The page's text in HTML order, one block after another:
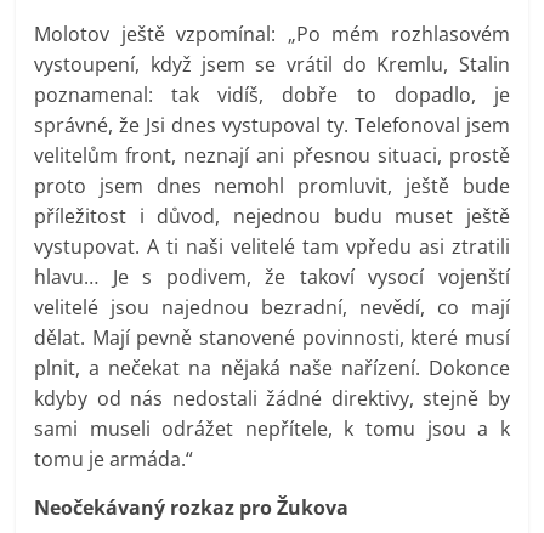
Molotov ještě vzpomínal: „Po mém rozhlasovém
vystoupení, když jsem se vrátil do Kremlu, Stalin
poznamenal: tak vidíš, dobře to dopadlo, je
správné, že Jsi dnes vystupoval ty. Telefonoval jsem
velitelům front, neznají ani přesnou situaci, prostě
proto jsem dnes nemohl promluvit, ještě bude
příležitost i důvod, nejednou budu muset ještě
vystupovat. A ti naši velitelé tam vpředu asi ztratili
hlavu… Je s podivem, že takoví vysocí vojenští
velitelé jsou najednou bezradní, nevědí, co mají
dělat. Mají pevně stanovené povinnosti, které musí
plnit, a nečekat na nějaká naše nařízení. Dokonce
kdyby od nás nedostali žádné direktivy, stejně by
sami museli odrážet nepřítele, k tomu jsou a k
tomu je armáda.“
Neočekávaný rozkaz pro Žukova